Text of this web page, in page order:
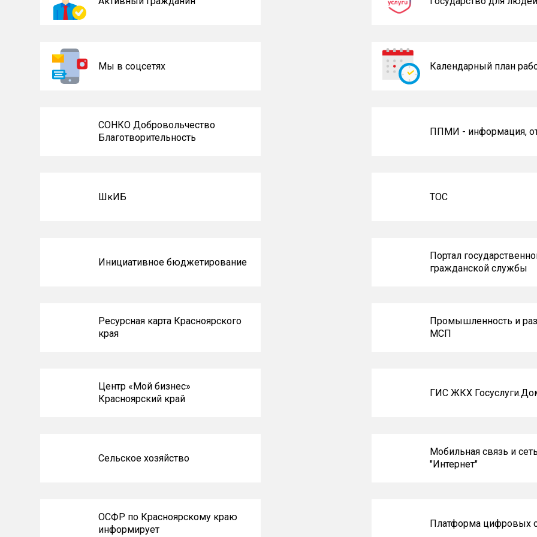
Мы в соцсетях Календарный план
СОНКО Добровольчество
Благотворительность
ППМИ - информация,
ШкИБ ТОС
Инициативное бюджетирование
Портал
гражданской службы
Ресурсная карта Красноярского
края
Промышленность и
МСП
Центр «Мой бизнес»
Красноярский край
ГИС ЖКХ
Сельское хозяйство
Мобильная связь и сеть
"Интернет"
ОСФР по Красноярскому краю
информирует
Платформа цифровых